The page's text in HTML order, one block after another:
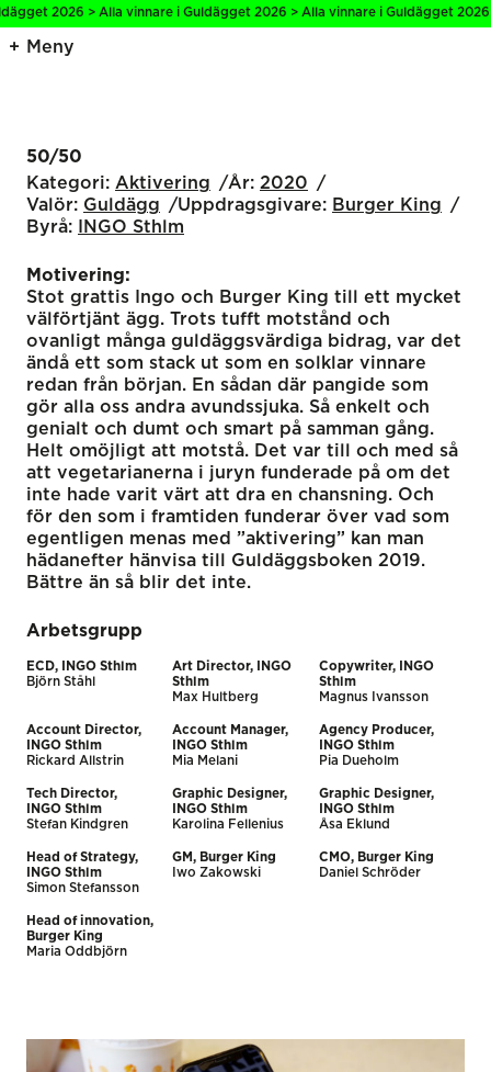
2026 > Alla vinnare i Guldägget 2026 > Alla vinnare i Guldägget
Meny
50/50
Kategori: Aktivering År: 2020
Valör: Guldägg Uppdragsgivare: Burger King
Byrå:
INGO Sthlm
Motivering:
Stot grattis Ingo och Burger King till ett mycket
välförtjänt ägg. Trots tufft motstånd och
ovanligt många guldäggsvärdiga bidrag, var det
ändå ett som stack ut som en solklar vinnare
redan från början. En sådan där pangide som
gör alla oss andra avundssjuka. Så enkelt och
genialt och dumt och smart på samman gång.
Helt omöjligt att motstå. Det var till och med så
att vegetarianerna i juryn funderade på om det
inte hade varit värt att dra en chansning. Och
för den som i framtiden funderar över vad som
egentligen menas med ”aktivering” kan man
hädanefter hänvisa till Guldäggsboken 2019.
Bättre än så blir det inte.
Arbetsgrupp
ECD, INGO Sthlm
Björn Ståhl
Art Director, INGO
Sthlm
Max Hultberg
Copywriter, INGO
Sthlm
Magnus Ivansson
Account Director,
INGO Sthlm
Rickard Allstrin
Account Manager,
INGO Sthlm
Mia Melani
Agency Producer,
INGO Sthlm
Pia Dueholm
Tech Director,
INGO Sthlm
Stefan Kindgren
Graphic Designer,
INGO Sthlm
Karolina Fellenius
Graphic Designer,
INGO Sthlm
Åsa Eklund
Head of Strategy,
INGO Sthlm
Simon Stefansson
GM, Burger King
Iwo Zakowski
CMO, Burger King
Daniel Schröder
Head of innovation,
Burger King
Maria Oddbjörn